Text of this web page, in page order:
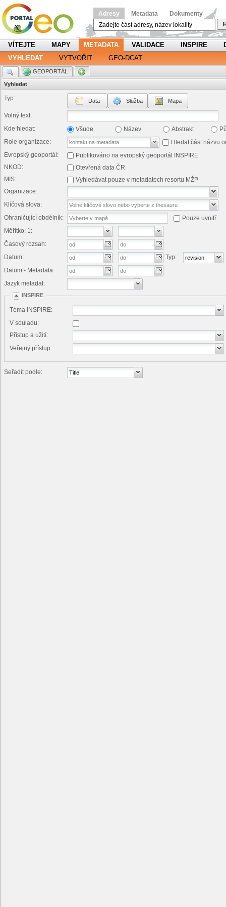
Adresy Metadata Dokumenty
VÍTEJTE MAPY METADATA VALIDACE INSPIRE
VYHLEDAT
VYTVOŘIT GEO-DCAT
GEOPORTÁL
Vyhledat
Typ: Data Služba Mapa
Volný text:
Kde hledat:
Všude Název Abstrakt
Role organizace:
Hledat část názvu
Evropský geoportál:
Publikováno na evropský geoportál INSPIRE
NKOD:
Otevřená data ČR
MIS:
Vyhledávat pouze v metadatech resortu MŽP
Organizace:
Klíčová slova:
Ohraničující obdélník:
Pouze uvnitř
Měřítko: 1:
Časový rozsah:
Datum:
Datum - Metadata:
Typ:
Jazyk metadat:
INSPIRE
Téma INSPIRE:
V souladu:
Přístup a užití:
Veřejný přístup:
Seřadit podle: